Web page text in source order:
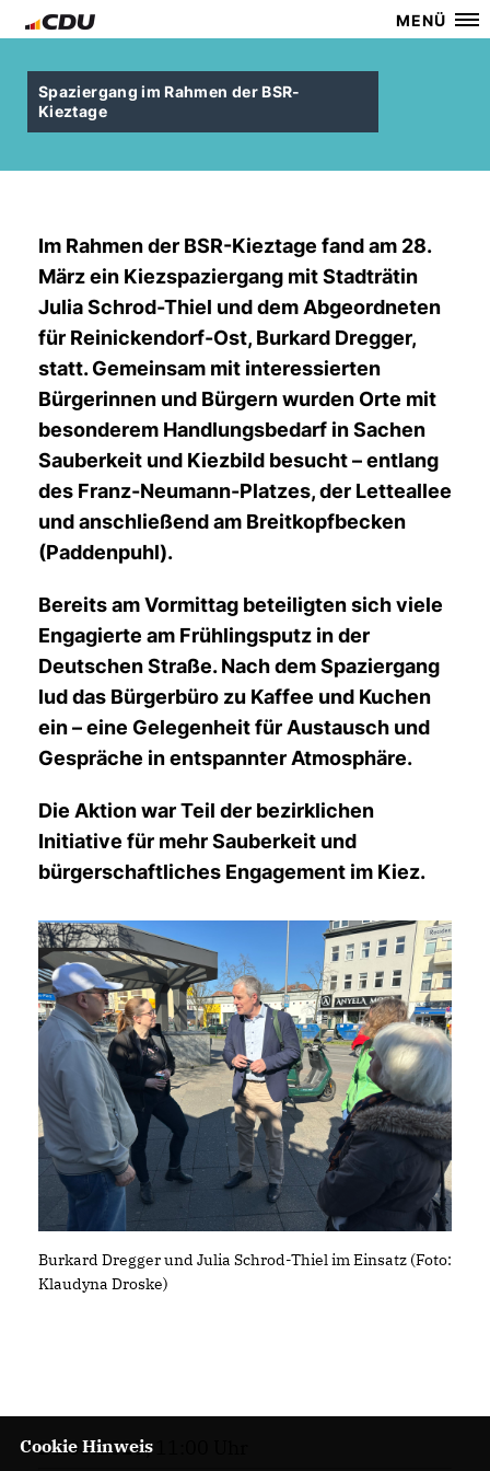
MENÜ
Spaziergang im Rahmen der BSR-
Kieztage
Im Rahmen der BSR-Kieztage fand am 28.
März ein Kiezspaziergang mit Stadträtin
Julia Schrod-Thiel und dem Abgeordneten
für Reinickendorf-Ost, Burkard Dregger,
statt. Gemeinsam mit interessierten
Bürgerinnen und Bürgern wurden Orte mit
besonderem Handlungsbedarf in Sachen
Sauberkeit und Kiezbild besucht – entlang
des Franz-Neumann-Platzes, der Letteallee
und anschließend am Breitkopfbecken
(Paddenpuhl).
Bereits am Vormittag beteiligten sich viele
Engagierte am Frühlingsputz in der
Deutschen Straße. Nach dem Spaziergang
lud das Bürgerbüro zu Kaffee und Kuchen
ein – eine Gelegenheit für Austausch und
Gespräche in entspannter Atmosphäre.
Die Aktion war Teil der bezirklichen
Initiative für mehr Sauberkeit und
bürgerschaftliches Engagement im Kiez.
Burkard Dregger und Julia Schrod-Thiel im Einsatz (Foto:
Klaudyna Droske)
28.03.2025, 11:00 Uhr
Cookie Hinweis